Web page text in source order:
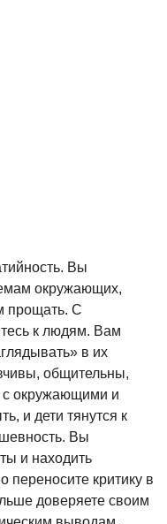
Вы
окружающих,
прощать. С
к людям. Вам
в их
общительны,
с окружающими и
и дети тянутся к
Вы
и находить
критику в
доверяете своим